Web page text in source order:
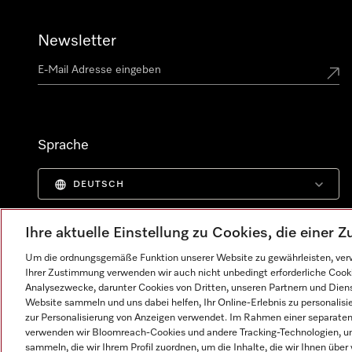
Newsletter
Sprache
DEUTSCH
Ihre aktuelle Einstellung zu Cookies, die einer
Um die ordnungsgemäße Funktion unserer Website zu gewährleisten,
Ihrer Zustimmung verwenden wir auch nicht unbedingt erforderliche
Analysezwecke, darunter Cookies von Dritten, unseren Partnern und
Website sammeln und uns dabei helfen, Ihr Online-Erlebnis zu
zur Personalisierung von Anzeigen verwendet. Im Rahmen einer
verwenden wir Bloomreach-Cookies und andere Tracking-Technologien,
sammeln, die wir Ihrem Profil zuordnen, um die Inhalte, die wir Ihnen